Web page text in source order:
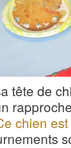
tête de
chien